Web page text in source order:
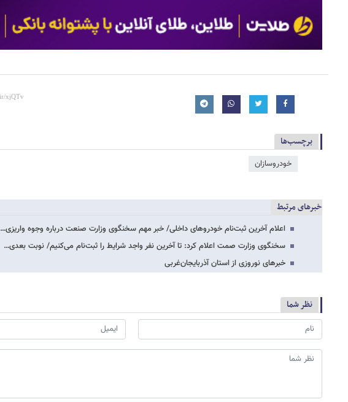
برچسب‌ها
خودروسازان
خبرهای مرتبط
اعلام آخرین ثبت‌نام خودروهای داخلی/ خبر مهم سخنگوی وزارت صنعت درباره وجوه واریزی…
سخنگوی وزارت صمت اعلام کرد: تا آخرین نفر واجد شرایط را ثبت‌نام می‌کنیم/ نوبت بعدی…
خبرهای نوروزی از استان آذربایجان‌غربی
نظر شما